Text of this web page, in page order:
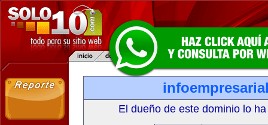
El dueño de este dominio lo